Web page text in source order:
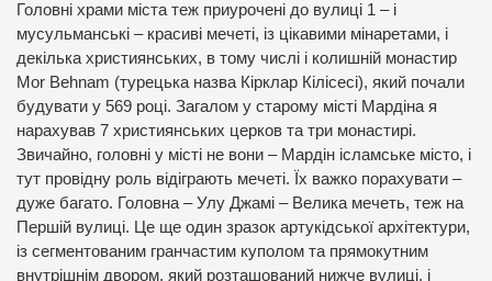
Головні храми міста теж приурочені до вулиці 1 – і
мусульманські – красиві мечеті, із цікавими мінаретами, і
декілька християнських, в тому числі і колишній монастир
Mor Behnam (турецька назва Кірклар Кілісесі), який почали
будувати у 569 році. Загалом у старому місті Мардіна я
нарахував 7 християнських церков та три монастирі.
Звичайно, головні у місті не вони – Мардін ісламське місто, і
тут провідну роль відіграють мечеті. Їх важко порахувати –
дуже багато. Головна – Улу Джамі – Велика мечеть, теж на
Першій вулиці. Це ще один зразок артукідської архітектури,
із сегментованим гранчастим куполом та прямокутним
внутрішнім двором, який розташований нижче вулиці, і